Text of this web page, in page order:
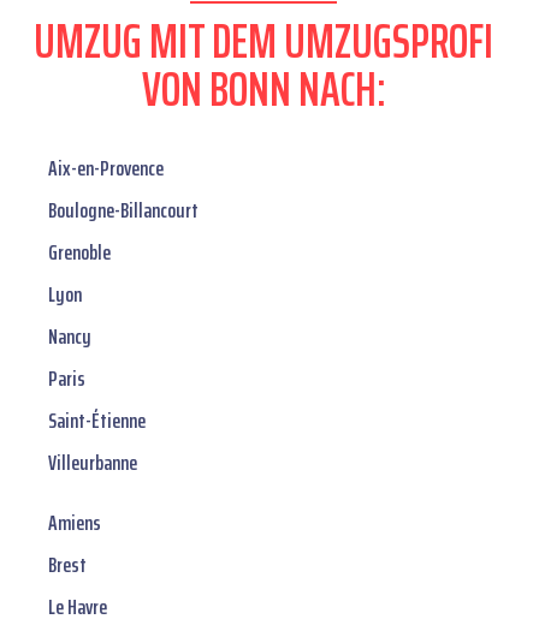
UMZUG MIT DEM UMZUGSPROFI
VON BONN NACH:
Aix-en-Provence
Boulogne-Billancourt
Grenoble
Lyon
Nancy
Paris
Saint-Étienne
Villeurbanne
Amiens
Brest
Le Havre